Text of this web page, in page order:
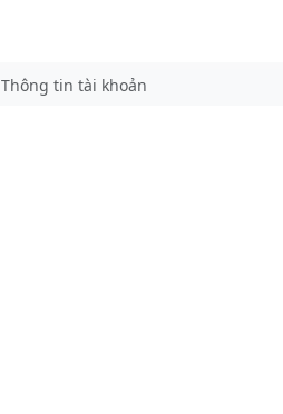
Thông tin tài khoản